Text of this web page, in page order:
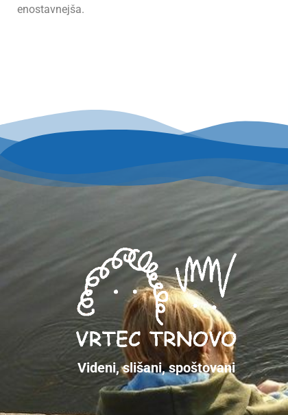
enostavnejša.
Videni, slišani, spoštovani